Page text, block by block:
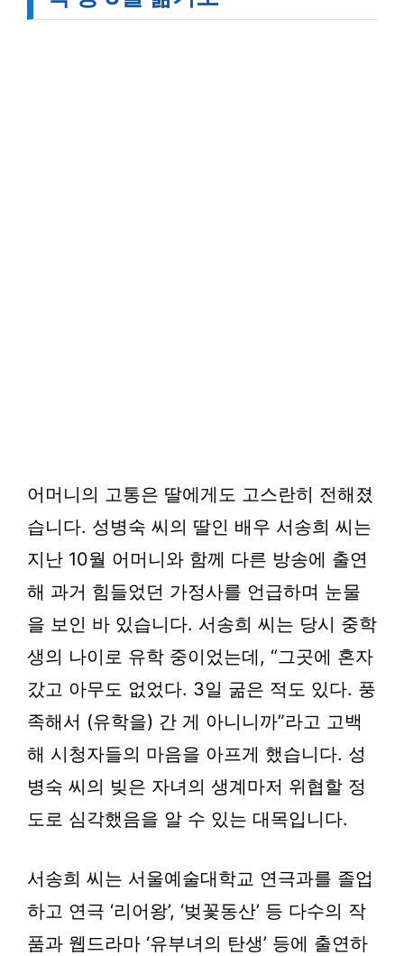
어머니의 고통은 딸에게도 고스란히 전해졌
습니다. 성병숙 씨의 딸인 배우 서송희 씨는
지난 10월 어머니와 함께 다른 방송에 출연
해 과거 힘들었던 가정사를 언급하며 눈물
을 보인 바 있습니다. 서송희 씨는 당시 중학
생의 나이로 유학 중이었는데, “그곳에 혼자
갔고 아무도 없었다. 3일 굶은 적도 있다. 풍
족해서 (유학을) 간 게 아니니까”라고 고백
해 시청자들의 마음을 아프게 했습니다. 성
병숙 씨의 빚은 자녀의 생계마저 위협할 정
도로 심각했음을 알 수 있는 대목입니다.
서송희 씨는 서울예술대학교 연극과를 졸업
하고 연극 ‘리어왕’, ‘벚꽃동산’ 등 다수의 작
품과 웹드라마 ‘유부녀의 탄생’ 등에 출연하